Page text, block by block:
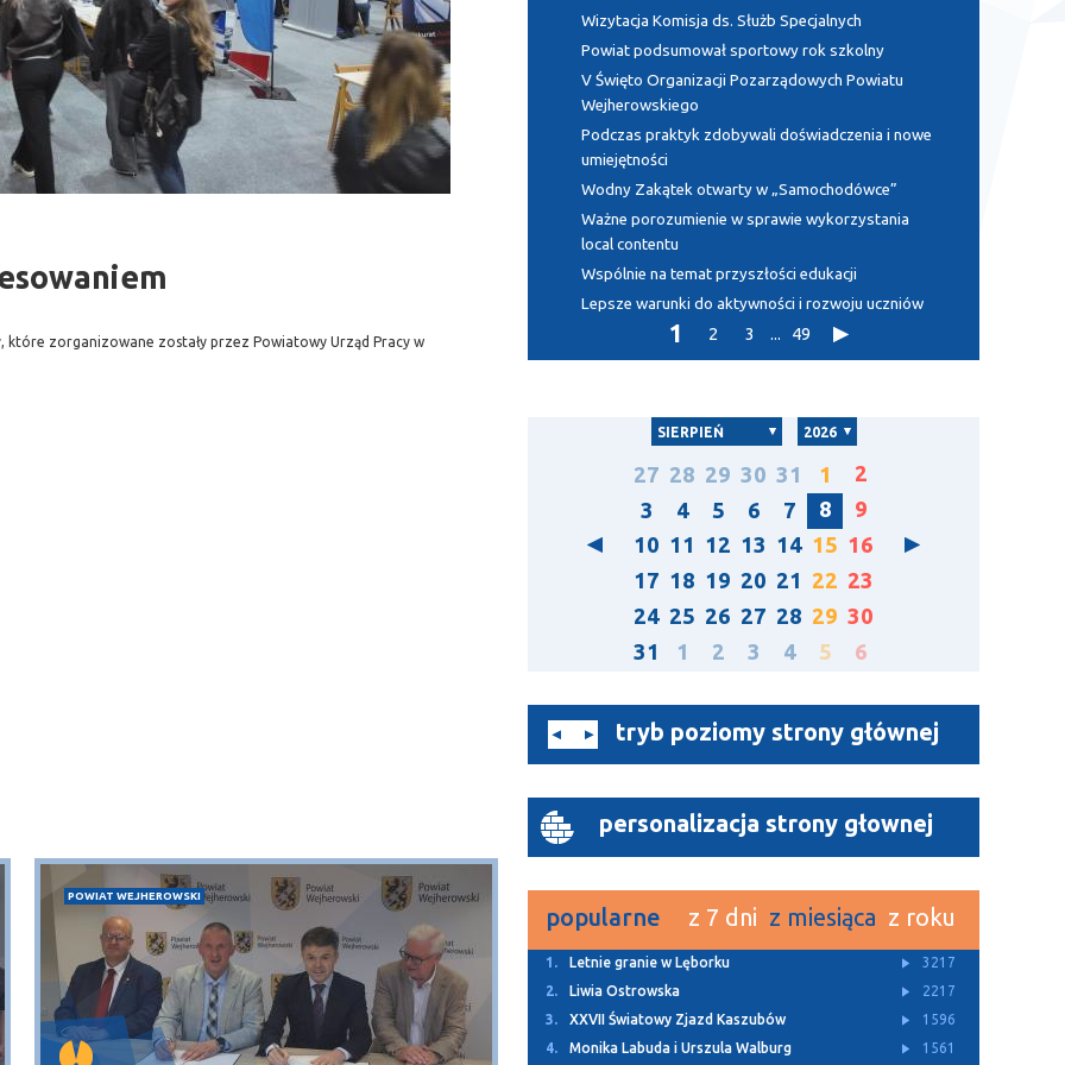
wideo
które zorganizowane zostały przez Powiatowy Urząd Pracy w
POWIAT WEJHEROWSKI
Wizytacja Komisja ds. Służb Specjalnych
Powiat podsumował sportowy rok szkolny
V Święto Organizacji Pozarządowych Powiatu
Wejherowskiego
Podczas praktyk zdobywali doświadczenia i nowe
umiejętności
Wodny Zakątek otwarty w „Samochodówce”
Ważne porozumienie w sprawie wykorzystania
local contentu
Wspólnie na temat przyszłości edukacji
Lepsze warunki do aktywności i rozwoju uczniów
1 2 3 ... 49
SIERPIEŃ 2026
27 28 29 30 31 1
2
3
4 5 6 7 8
9
10 11 12 13 14 15 16
17 18 19 20 21 22 23
24 25 26 27 28 29 30
31
1 2 3 4 5 6
tryb poziomy strony głównej
personalizacja strony głownej
popularne z 7 dni z miesiąca z roku
1. Letnie granie w Lęborku
3217
2.
Liwia Ostrowska
2217
3.
XXVII Światowy Zjazd Kaszubów
1596
4.
Monika Labuda i Urszula Walburg
1561